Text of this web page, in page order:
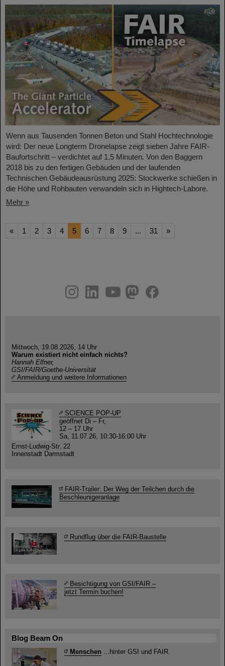
Wenn aus Tausenden Tonnen Beton und Stahl Hochtechnologie
wird: Der neue Longterm Dronelapse zeigt sieben Jahre FAIR-
Baufortschritt – verdichtet auf 1,5 Minuten. Von den Baggern
2018 bis zu den fertigen Gebäuden und der laufenden
Technischen Gebäudeausrüstung 2025: Stockwerke schießen in
die Höhe und Rohbauten verwandeln sich in Hightech-Labore.​
Mehr »
« 1 2 3 4 5 6 7 8 9 ... 31 »
youtube
helmholtz.social
facebook
Mittwoch, 19.08.2026, 14 Uhr
Warum existiert nicht einfach nichts?
Hannah Elfner,
GSI/FAIR/Goethe-Universität
Anmeldung und weitere Informationen
SCIENCE POP-UP
geöffnet Di – Fr,
12 – 17 Uhr
Sa, 11.07.26, 10:30-16:00 Uhr
Ernst-Ludwig-Str. 22
Innenstadt Darmstadt
FAIR-Trailer: Der Weg der Teilchen durch die
Beschleunigeranlage
Rundflug über die FAIR-Baustelle
Besichtigung von GSI/FAIR –
jetzt Termin buchen!
Blog Beam On
Menschen ...hinter GSI und FAIR.